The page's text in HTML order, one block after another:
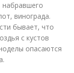
набравшего
винограда.
бывает, что
с кустов
опасаются